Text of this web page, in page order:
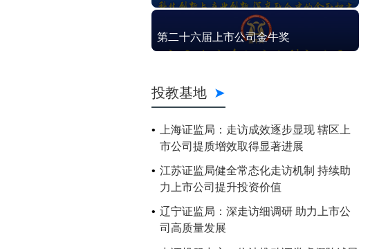
第二十六届上市公司金牛奖
投教基地
上海证监局：走访成效逐步显现 辖区上
市公司提质增效取得显著进展
江苏证监局健全常态化走访机制 持续助
力上市公司提升投资价值
辽宁证监局：深走访细调研 助力上市公
司高质量发展